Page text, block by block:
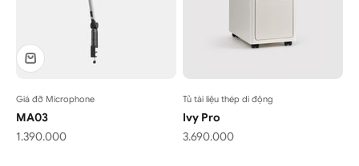
Giá đỡ Microphone
MA03
Giá bán
1.390.000
Tủ tài liệu thép di động
Ivy Pro
Giá bán
3.690.000